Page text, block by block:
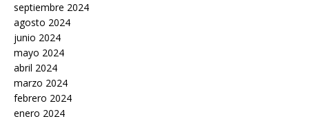
septiembre 2024
agosto 2024
junio 2024
mayo 2024
abril 2024
marzo 2024
febrero 2024
enero 2024